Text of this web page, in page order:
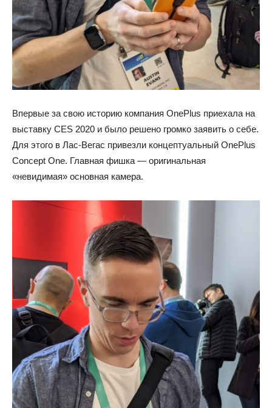
Впервые за свою историю компания OnePlus приехала на
выставку CES 2020 и было решено громко заявить о себе.
Для этого в Лас-Вегас привезли концептуальный OnePlus
Concept One. Главная фишка — оригинальная
«невидимая» основная камера.